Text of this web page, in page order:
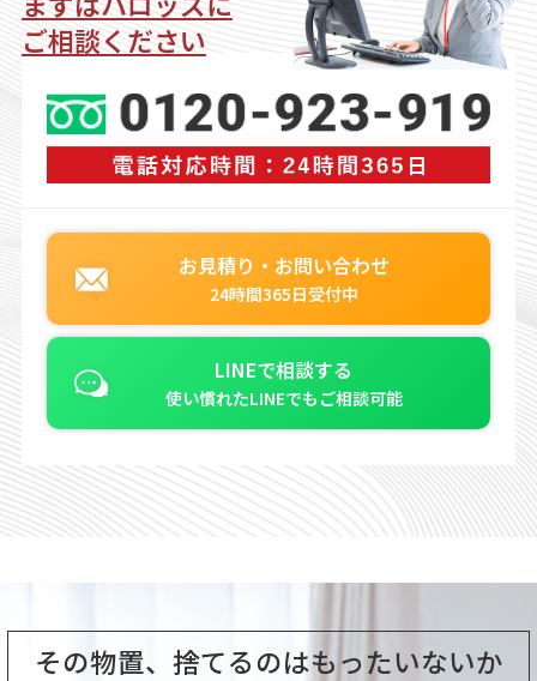
ご相談ください
お見積り・お問い合わせ
24時間365日受付中
LINEで相談する
使い慣れたLINEでもご相談可能
その物置、 捨てるのはもったいないか